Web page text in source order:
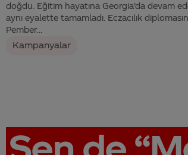
doğdu. Eğitim hayatına Georgia’da devam
aynı eyalette tamamladı. Eczacılık
Pember...
Kampanyalar
Sen de